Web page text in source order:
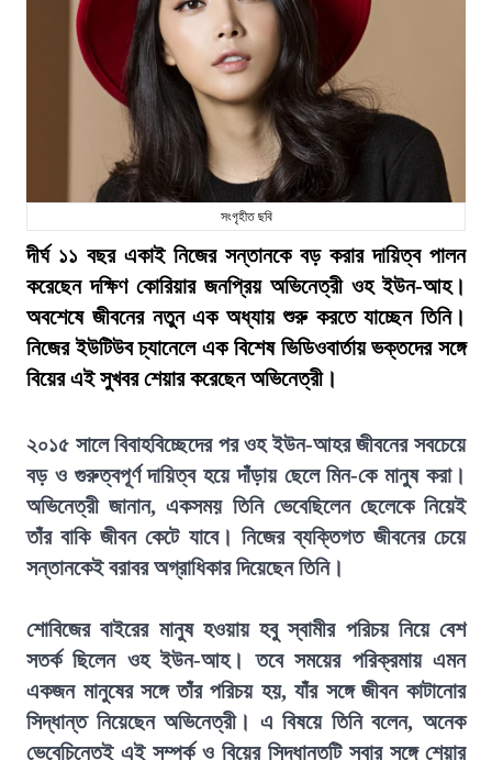
সংগৃহীত ছবি
দীর্ঘ ১১ বছর একাই নিজের সন্তানকে বড় করার দায়িত্ব পালন
করেছেন দক্ষিণ কোরিয়ার জনপ্রিয় অভিনেত্রী ওহ ইউন-আহ।
অবশেষে জীবনের নতুন এক অধ্যায় শুরু করতে যাচ্ছেন তিনি।
নিজের ইউটিউব চ্যানেলে এক বিশেষ ভিডিওবার্তায় ভক্তদের সঙ্গে
বিয়ের এই সুখবর শেয়ার করেছেন অভিনেত্রী।
২০১৫ সালে বিবাহবিচ্ছেদের পর ওহ ইউন-আহর জীবনের সবচেয়ে
বড় ও গুরুত্বপূর্ণ দায়িত্ব হয়ে দাঁড়ায় ছেলে মিন-কে মানুষ করা।
অভিনেত্রী জানান, একসময় তিনি ভেবেছিলেন ছেলেকে নিয়েই
তাঁর বাকি জীবন কেটে যাবে। নিজের ব্যক্তিগত জীবনের চেয়ে
সন্তানকেই বরাবর অগ্রাধিকার দিয়েছেন তিনি।
শোবিজের বাইরের মানুষ হওয়ায় হবু স্বামীর পরিচয় নিয়ে বেশ
সতর্ক ছিলেন ওহ ইউন-আহ। তবে সময়ের পরিক্রমায় এমন
একজন মানুষের সঙ্গে তাঁর পরিচয় হয়, যাঁর সঙ্গে জীবন কাটানোর
সিদ্ধান্ত নিয়েছেন অভিনেত্রী। এ বিষয়ে তিনি বলেন, অনেক
ভেবেচিন্তেই এই সম্পর্ক ও বিয়ের সিদ্ধান্তটি সবার সঙ্গে শেয়ার